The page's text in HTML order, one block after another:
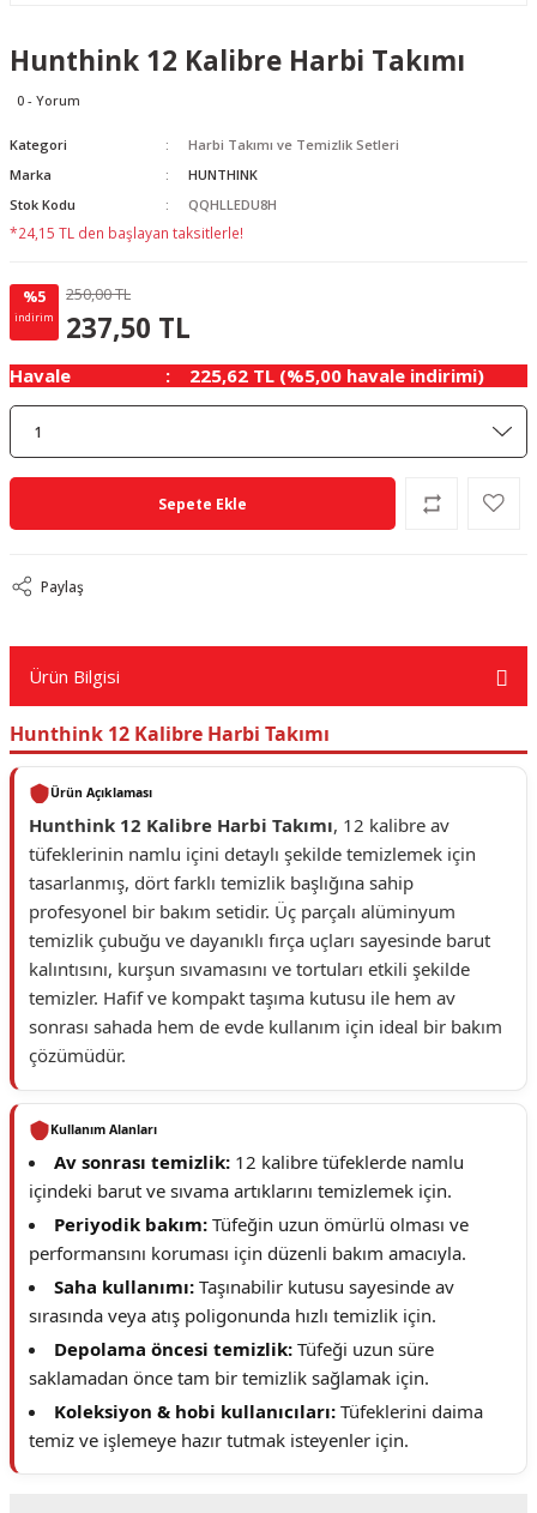
Hunthink 12 Kalibre Harbi Takımı
0 - Yorum
Kategori
Harbi Takımı ve Temizlik Setleri
Marka
HUNTHINK
Stok Kodu
QQHLLEDU8H
*24,15 TL den başlayan taksitlerle!
%5
indirim
250,00 TL
237,50 TL
Havale 225,62 TL (%5,00 havale indirimi)
Sepete Ekle
Paylaş
Ürün Bilgisi
Hunthink 12 Kalibre Harbi Takımı
Ürün Açıklaması
Hunthink 12 Kalibre Harbi Takımı, 12 kalibre av
tüfeklerinin namlu içini detaylı şekilde temizlemek için
tasarlanmış, dört farklı temizlik başlığına sahip
profesyonel bir bakım setidir. Üç parçalı alüminyum
temizlik çubuğu ve dayanıklı fırça uçları sayesinde barut
kalıntısını, kurşun sıvamasını ve tortuları etkili şekilde
temizler. Hafif ve kompakt taşıma kutusu ile hem av
sonrası sahada hem de evde kullanım için ideal bir bakım
çözümüdür.
Kullanım Alanları
Av sonrası temizlik: 12 kalibre tüfeklerde namlu
içindeki barut ve sıvama artıklarını temizlemek için.
Periyodik bakım: Tüfeğin uzun ömürlü olması ve
performansını koruması için düzenli bakım amacıyla.
Saha kullanımı: Taşınabilir kutusu sayesinde av
sırasında veya atış poligonunda hızlı temizlik için.
Depolama öncesi temizlik: Tüfeği uzun süre
saklamadan önce tam bir temizlik sağlamak için.
Koleksiyon & hobi kullanıcıları: Tüfeklerini daima
temiz ve işlemeye hazır tutmak isteyenler için.